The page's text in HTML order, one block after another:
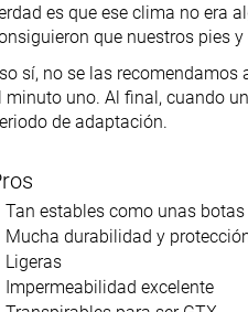
es que ese clima no era
que nuestros pies
sí, no se las
minuto uno. Al final, cuando
de adaptación.
Tan estables como unas botas
Mucha durabilidad y
Ligeras
Impermeabilidad excelente